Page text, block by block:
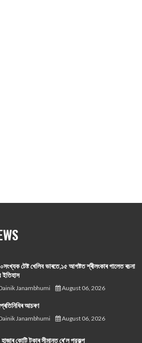
টেষ্ট খেলিব ভাৰতে,১৫ আগষ্টত শ্ৰীলংকাৰ গালেত ৰচনা
ইতিহাস
Janambhumi August 06, 2026
আচৰণ
Janambhumi August 06, 2026
কোটি টকাৰ সীমান্ত ৰে'ল প্রকল্প